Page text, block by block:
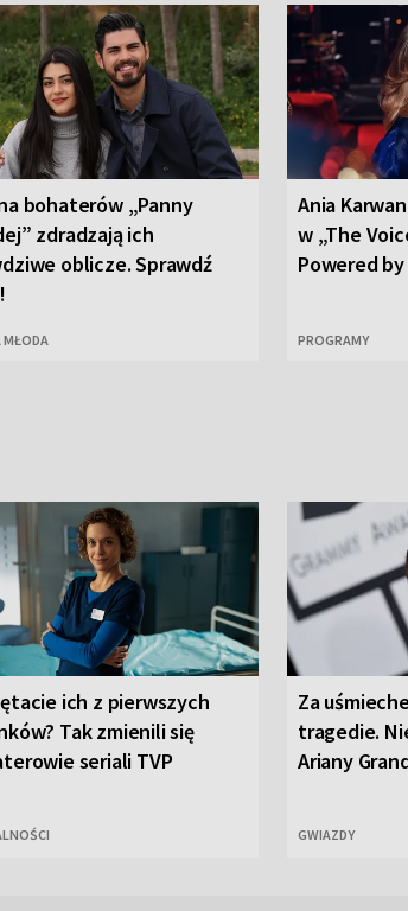
bohaterów „Panny
zdradzają ich
oblicze. Sprawdź
MŁODA
Ania
w „The
Powered
PROGRAMY
ich z pierwszych
Tak zmienili się
seriali TVP
Za
tragedie.
Ariany
GWIAZDY